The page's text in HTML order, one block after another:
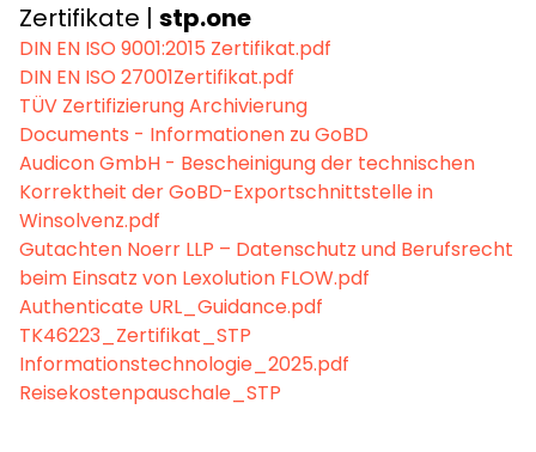
Zertifikate | stp.one
DIN EN ISO 9001:2015 Zertifikat.pdf
DIN EN ISO 27001Zertifikat.pdf
TÜV Zertifizierung Archivierung
Documents - Informationen zu GoBD
Audicon GmbH - Bescheinigung der technischen
Korrektheit der GoBD-Exportschnittstelle in
Winsolvenz.pdf
Gutachten Noerr LLP – Datenschutz und Berufsrecht
beim Einsatz von Lexolution FLOW.pdf
Authenticate URL_Guidance.pdf
TK46223_Zertifikat_STP
Informationstechnologie_2025.pdf
Reisekostenpauschale_STP